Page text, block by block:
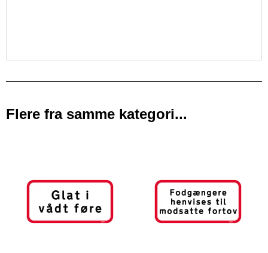
Flere fra samme kategori...